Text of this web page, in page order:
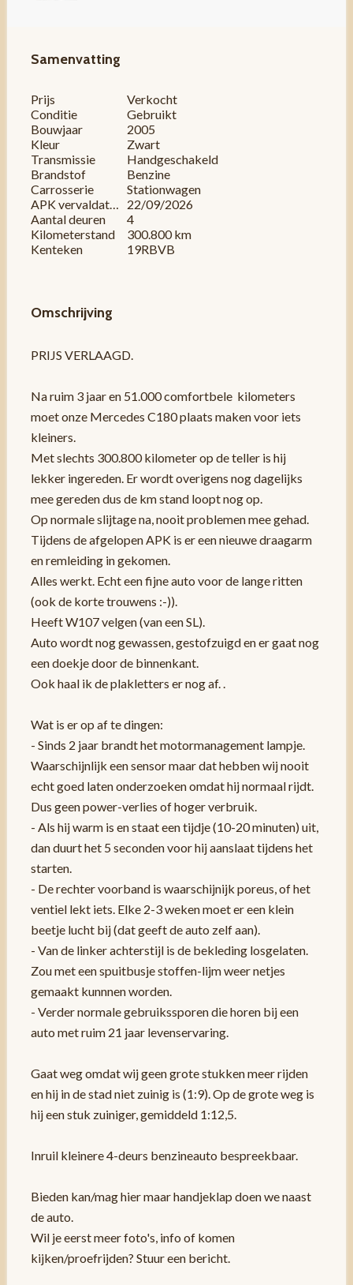
Samenvatting
Prijs
Verkocht
Conditie
Gebruikt
Bouwjaar
2005
Kleur
Zwart
Transmissie
Handgeschakeld
Brandstof
Benzine
Carrosserie
Stationwagen
APK vervaldatum
22/09/2026
Aantal deuren
4
Kilometerstand
300.800 km
Kenteken
19RBVB
Omschrijving
PRIJS VERLAAGD.
Na ruim 3 jaar en 51.000 comfortbele kilometers
moet onze Mercedes C180 plaats maken voor iets
kleiners.
Met slechts 300.800 kilometer op de teller is hij
lekker ingereden. Er wordt overigens nog dagelijks
mee gereden dus de km stand loopt nog op.
Op normale slijtage na, nooit problemen mee gehad.
Tijdens de afgelopen APK is er een nieuwe draagarm
en remleiding in gekomen.
Alles werkt. Echt een fijne auto voor de lange ritten
(ook de korte trouwens :-)).
Heeft W107 velgen (van een SL).
Auto wordt nog gewassen, gestofzuigd en er gaat nog
een doekje door de binnenkant.
Ook haal ik de plakletters er nog af. .
Wat is er op af te dingen:
- Sinds 2 jaar brandt het motormanagement lampje.
Waarschijnlijk een sensor maar dat hebben wij nooit
echt goed laten onderzoeken omdat hij normaal rijdt.
Dus geen power-verlies of hoger verbruik.
- Als hij warm is en staat een tijdje (10-20 minuten) uit,
dan duurt het 5 seconden voor hij aanslaat tijdens het
starten.
- De rechter voorband is waarschijnijk poreus, of het
ventiel lekt iets. Elke 2-3 weken moet er een klein
beetje lucht bij (dat geeft de auto zelf aan).
- Van de linker achterstijl is de bekleding losgelaten.
Zou met een spuitbusje stoffen-lijm weer netjes
gemaakt kunnnen worden.
- Verder normale gebruikssporen die horen bij een
auto met ruim 21 jaar levenservaring.
Gaat weg omdat wij geen grote stukken meer rijden
en hij in de stad niet zuinig is (1:9). Op de grote weg is
hij een stuk zuiniger, gemiddeld 1:12,5.
Inruil kleinere 4-deurs benzineauto bespreekbaar.
Bieden kan/mag hier maar handjeklap doen we naast
de auto.
Wil je eerst meer foto's, info of komen
kijken/proefrijden? Stuur een bericht.